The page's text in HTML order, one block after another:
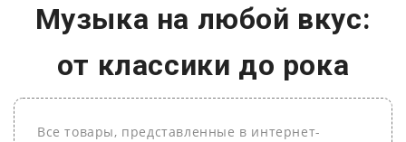
Музыка на любой вкус:
от классики до рока
Все товары, представленные в интернет-